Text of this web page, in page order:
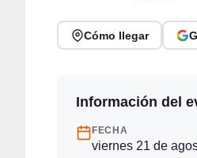
Cómo llegar
Información del
FECHA
viernes 21 de